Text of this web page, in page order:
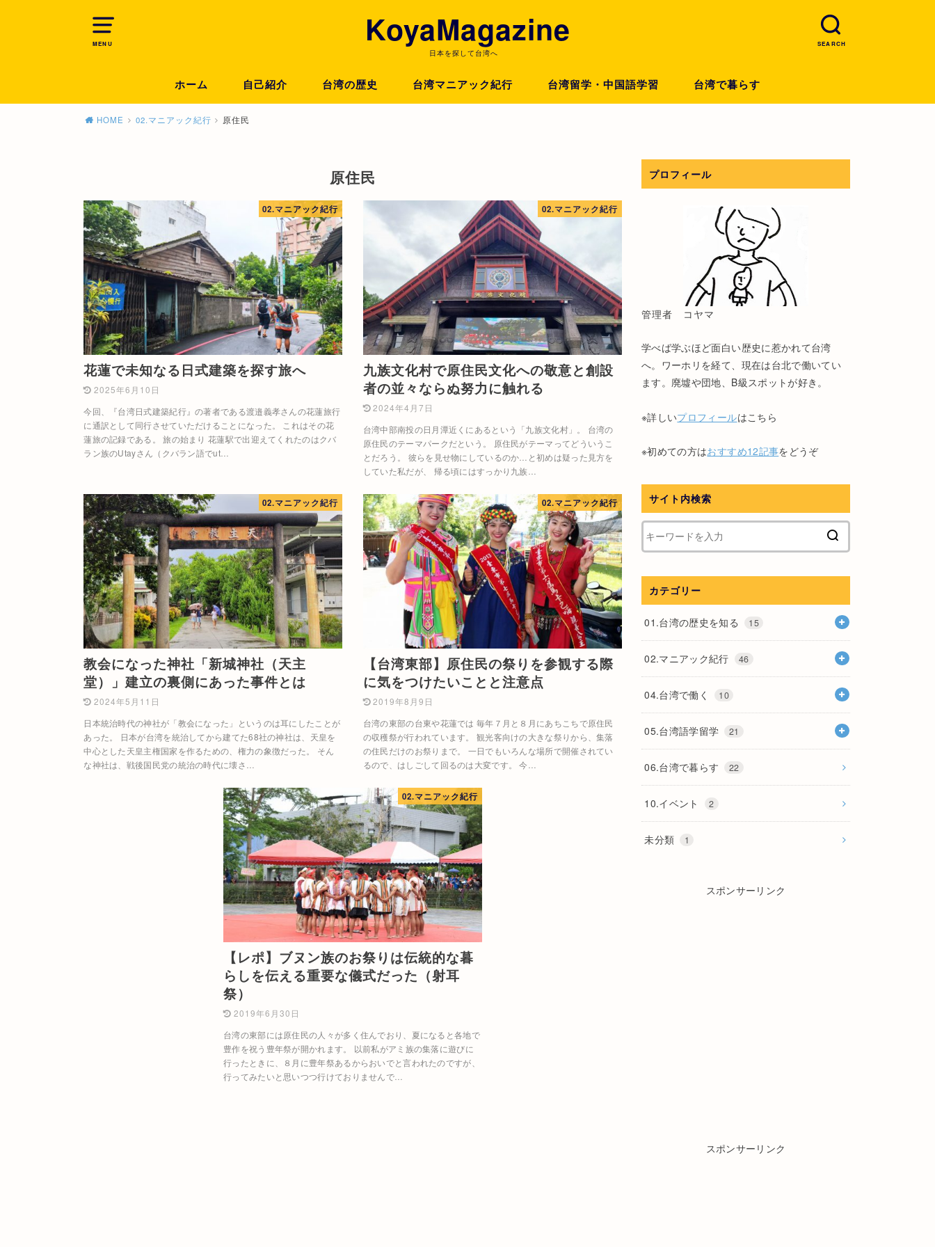
MENU SEARCH
KoyaMagazine
日本を探して台湾へ
ホーム 自己紹介 台湾の歴史 台湾マニアック紀行 台湾留学・中国語学習 台湾で暮らす
HOME 02.マニアック紀行 原住民
原住民
02.マニアック紀行
花蓮で未知なる日式建築を探す旅へ
2025年6月10日
今回、『台湾日式建築紀行』の著者である渡邉義孝さんの花蓮旅行
に通訳として同行させていただけることになった。 これはその花
蓮旅の記録である。 旅の始まり 花蓮駅で出迎えてくれたのはクバ
ラン族のUtayさん（クバラン語でut…
02.マニアック紀行
九族文化村で原住民文化への敬意と創設
者の並々ならぬ努力に触れる
2024年4月7日
台湾中部南投の日月潭近くにあるという「九族文化村」。 台湾の
原住民のテーマパークだという。 原住民がテーマってどういうこ
とだろう。 彼らを見せ物にしているのか…と初めは疑った見方を
していた私だが、 帰る頃にはすっかり九族…
02.マニアック紀行
教会になった神社「新城神社（天主
堂）」建立の裏側にあった事件とは
2024年5月11日
日本統治時代の神社が「教会になった」というのは耳にしたことが
あった。 日本が台湾を統治してから建てた68社の神社は、天皇を
中心とした天皇主権国家を作るための、権力の象徴だった。 そん
な神社は、戦後国民党の統治の時代に壊さ…
02.マニアック紀行
【台湾東部】原住民の祭りを参観する際
に気をつけたいことと注意点
2019年8月9日
台湾の東部の台東や花蓮では 毎年７月と８月にあちこちで原住民
の収穫祭が行われています。 観光客向けの大きな祭りから、集落
の住民だけのお祭りまで。 一日でもいろんな場所で開催されてい
るので、はしごして回るのは大変です。 今…
02.マニアック紀行
【レポ】ブヌン族のお祭りは伝統的な暮
らしを伝える重要な儀式だった（射耳
祭）
2019年6月30日
台湾の東部には原住民の人々が多く住んでおり、夏になると各地で
豊作を祝う豊年祭が開かれます。 以前私がアミ族の集落に遊びに
行ったときに、８月に豊年祭あるからおいでと言われたのですが、
行ってみたいと思いつつ行けておりませんで…
プロフィール
管理者 コヤマ
学べば学ぶほど面白い歴史に惹かれて台湾
へ。ワーホリを経て、現在は台北で働いてい
ます。廃墟や団地、B級スポットが好き。
※詳しいプロフィールはこちら
※初めての方はおすすめ12記事をどうぞ
サイト内検索
カテゴリー
01.台湾の歴史を知る 15
02.マニアック紀行 46
04.台湾で働く 10
05.台湾語学留学 21
06.台湾で暮らす 22
10.イベント 2
未分類 1
スポンサーリンク
スポンサーリンク